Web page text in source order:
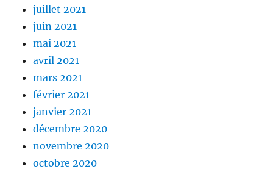
juillet 2021
juin 2021
mai 2021
avril 2021
mars 2021
février 2021
janvier 2021
décembre 2020
novembre 2020
octobre 2020